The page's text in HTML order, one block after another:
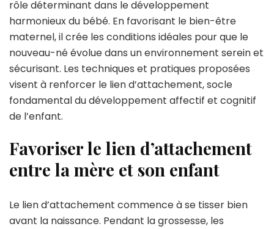
rôle déterminant dans le développement
harmonieux du bébé. En favorisant le bien-être
maternel, il crée les conditions idéales pour que le
nouveau-né évolue dans un environnement serein et
sécurisant. Les techniques et pratiques proposées
visent à renforcer le lien d’attachement, socle
fondamental du développement affectif et cognitif
de l’enfant.
Favoriser le lien d’attachement
entre la mère et son enfant
Le lien d’attachement commence à se tisser bien
avant la naissance. Pendant la grossesse, les